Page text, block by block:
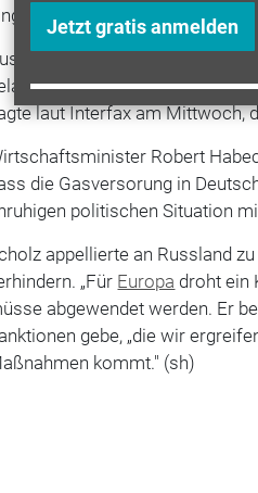
Jetzt gratis anmelden
und die Einreise in die
hatte offenbar schon
auf diese Botschaft.
laut Interfax am Mittwoch,
Robert
die Gasversorung in
politischen Situation
appellierte an Russland
„Für Europa droht ein
abgewendet werden. Er
gebe, „die wir
kommt." (sh)